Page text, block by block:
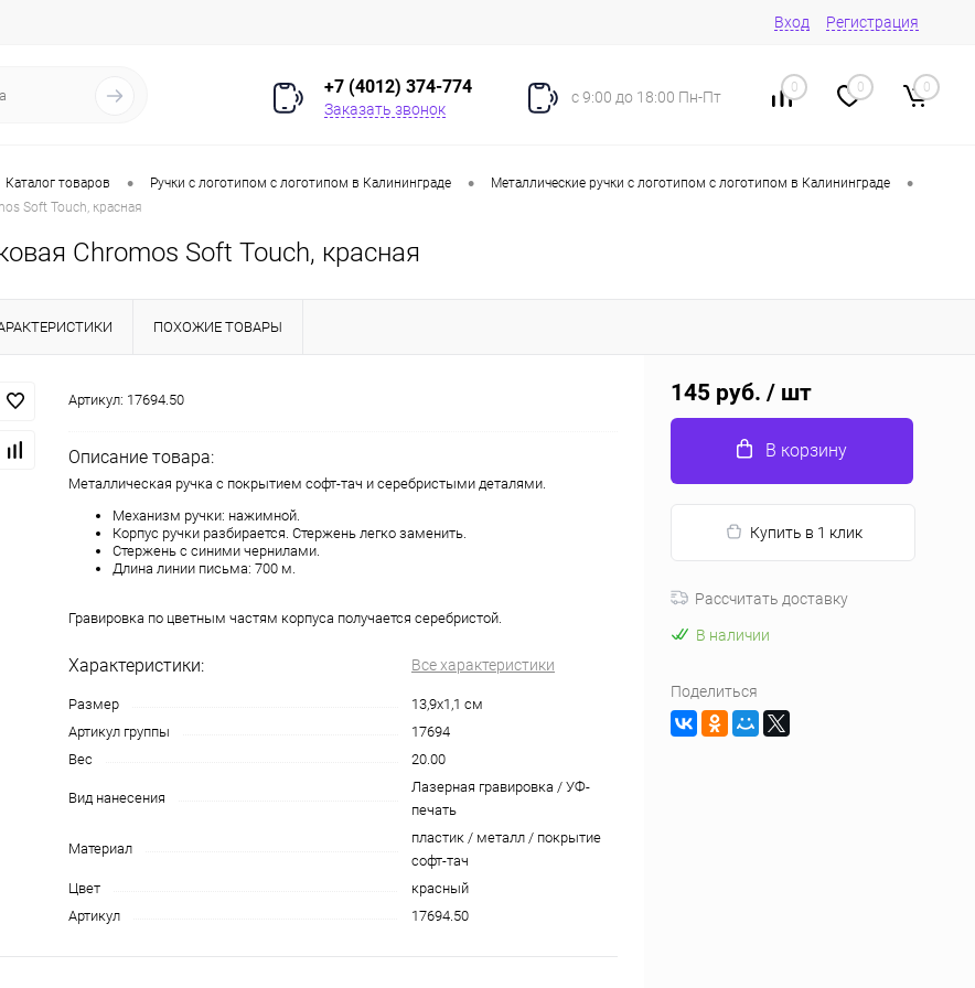
Вход Регистрация
+7 (4012) 374-774
Заказать звонок
с 9:00 до 18:00 Пн-Пт
0 0 0
Каталог товаров • Ручки с логотипом с логотипом в Калининграде • Металлические ручки с логотипом с логотипом в Калининграде •
Soft Touch, красная
Chromos Soft Touch, красная
ПОХОЖИЕ ТОВАРЫ
Артикул: 17694.50
Описание товара:
Металлическая ручка с покрытием софт-тач и серебристыми деталями.
Механизм ручки: нажимной.
Корпус ручки разбирается. Стержень легко заменить.
Стержень с синими чернилами.
Длина линии письма: 700 м.
Гравировка по цветным частям корпуса получается серебристой.
Характеристики: Все характеристики
Размер
13,9х1,1 см
Артикул группы
17694
Вес
20.00
Вид нанесения
Лазерная гравировка / УФ-
печать
Материал
пластик / металл / покрытие
софт-тач
Цвет
красный
Артикул
17694.50
145 руб. / шт
В корзину
Купить в 1 клик
Рассчитать доставку
В наличии
Поделиться